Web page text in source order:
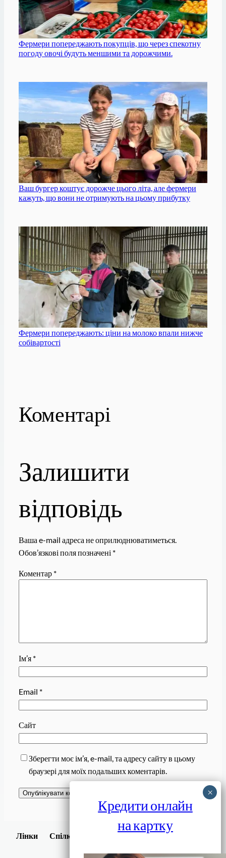
Фермери попереджають покупців, що через спекотну
погоду овочі будуть меншими та дорожчими.
Ваш бургер коштує дорожче цього літа, але фермери
кажуть, що вони не отримують на цьому прибутку
Фермери попереджають: ціни на молоко впали нижче
собівартості
Коментарі
Залишити
відповідь
Ваша e-mail адреса не оприлюднюватиметься.
Обов’язкові поля позначені *
Коментар *
Ім’я *
Email *
Сайт
Зберегти моє ім’я, e-mail, та адресу сайту в цьому
браузері для моїх подальших коментарів.
Лінки Спілки
Завантажити
Кредити онлайн
на картку